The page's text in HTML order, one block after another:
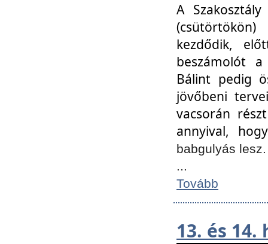
A
kezdődik,
beszámolót
Bálint pedig
jövőbeni
vacsorán
annyival,
babgulyás
...
Tovább
13. és